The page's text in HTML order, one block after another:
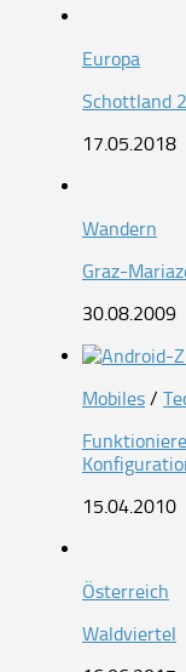
Europa
Schottland
17.05.2018
Wandern
Graz-
30.08.2009
Mobiles /
15.04.2010
Österreich
Waldviertel